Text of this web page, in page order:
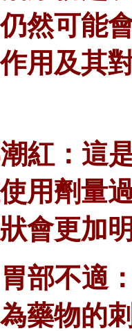
然可能
用及其
紅：這
用劑量
會更加
部不適
藥物的